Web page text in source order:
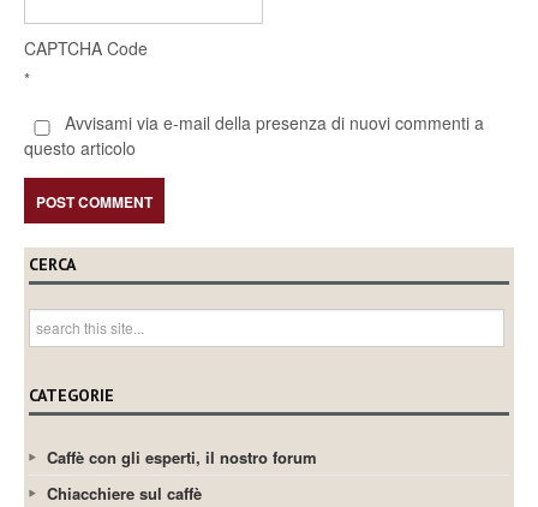
CAPTCHA Code
*
Avvisami via e-mail della presenza di nuovi commenti a
questo articolo
CERCA
CATEGORIE
Caffè con gli esperti, il nostro forum
Chiacchiere sul caffè